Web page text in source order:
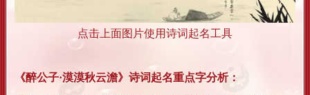
点击上面图片使用诗词起名工具
《醉公子·漠漠秋云澹》诗词起名重点字分析：